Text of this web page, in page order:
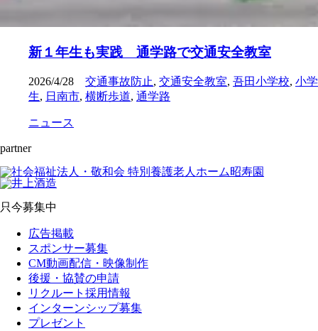
新１年生も実践 通学路で交通安全教室
2026/4/28 交通事故防止, 交通安全教室, 吾田小学校, 小学
生, 日南市, 横断歩道, 通学路
ニュース
partner
只今募集中
広告掲載
スポンサー募集
CM動画配信・映像制作
後援・協賛の申請
リクルート採用情報
インターンシップ募集
プレゼント